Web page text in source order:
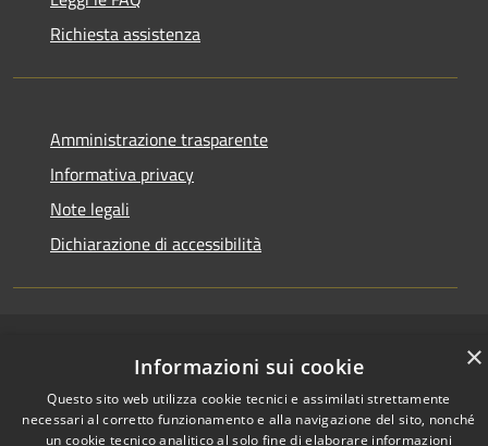
Richiesta assistenza
Amministrazione trasparente
Informativa privacy
Note legali
Dichiarazione di accessibilità
Privacy
Cookie
Comacchio • Powered by
Municipium•Accesso
redazione
×
Informazioni sui cookie
Questo sito web utilizza cookie tecnici e assimilati strettamente
necessari al corretto funzionamento e alla navigazione del sito, nonché
un cookie tecnico analitico al solo fine di elaborare informazioni